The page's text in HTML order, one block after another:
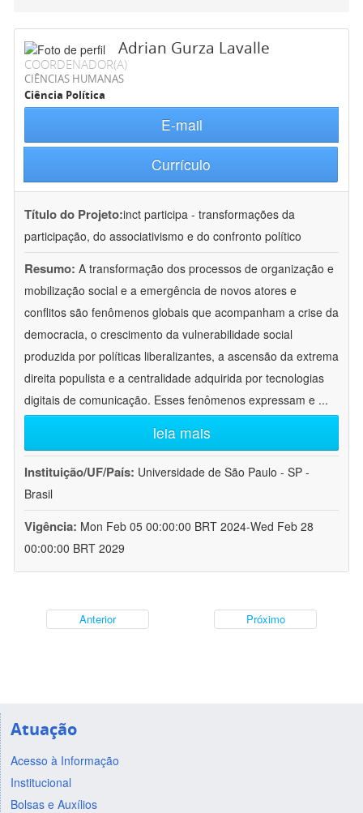
Adrian Gurza Lavalle
COORDENADOR(A)
CIÊNCIAS HUMANAS
Ciência Política
E-mail
Currículo
Título do Projeto:inct participa - transformações da
participação, do associativismo e do confronto político
Resumo: A transformação dos processos de organização e
mobilização social e a emergência de novos atores e
conflitos são fenômenos globais que acompanham a crise da
democracia, o crescimento da vulnerabilidade social
produzida por políticas liberalizantes, a ascensão da extrema
direita populista e a centralidade adquirida por tecnologias
digitais de comunicação. Esses fenômenos expressam e ...
leia mais
Instituição/UF/País: Universidade de São Paulo - SP -
Brasil
Vigência: Mon Feb 05 00:00:00 BRT 2024-Wed Feb 28
00:00:00 BRT 2029
Anterior Próximo
Atuação
Acesso à Informação
Institucional
Bolsas e Auxílios